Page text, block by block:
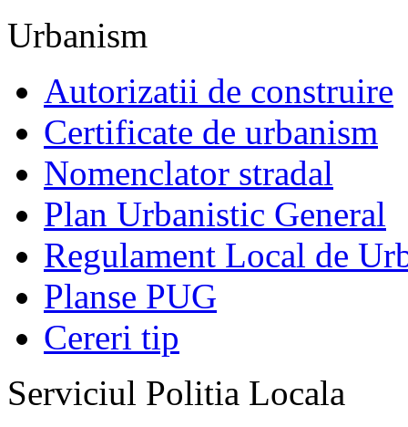
Urbanism
Autorizatii de construire
Certificate de urbanism
Nomenclator stradal
Plan Urbanistic General
Regulament Local de
Planse PUG
Cereri tip
Serviciul Politia Locala